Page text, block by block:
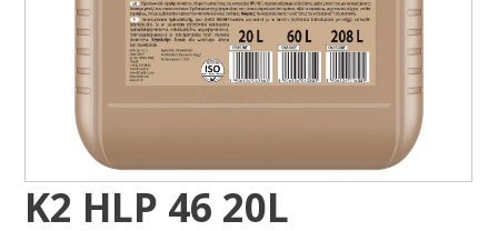
K2 HLP 46 20L
(O68520E)
Допуски
DIN 51524 Parts 1 (HL), 2 (HLP); Eaton
(Vickers) 1-286-S; US Steel 126/127
Фасування
20L
208L